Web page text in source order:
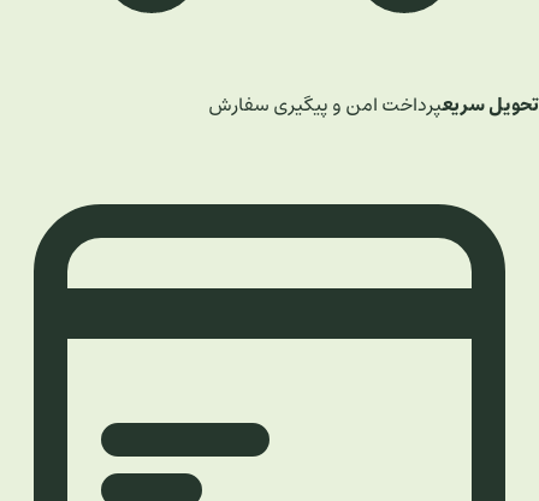
تحویل سریعپرداخت امن و پیگیری سفارش